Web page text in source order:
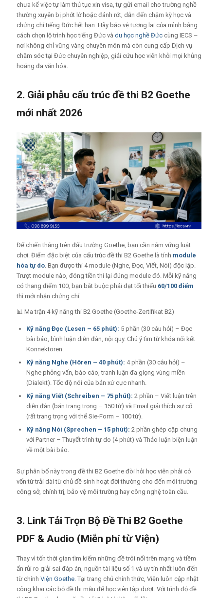
chưa kể việc tự làm thủ tục xin visa, tự gửi email cho trường nghề
thường xuyên bị phớt lờ hoặc đánh rớt, dẫn đến chậm kỳ học và
chứng chỉ tiếng Đức hết hạn. Hãy bảo vệ tương lai của mình bằng
cách chọn lộ trình học tiếng Đức và du học nghề Đứccùng IECS –
nơi không chỉ vững vàng chuyên môn mà còn cung cấp Dịch vụ
chăm sóc tại Đức chuyên nghiệp, giải cứu học viên khỏi mọi khủng
hoảng đa văn hóa.
2. Giải phẫu cấu trúc đề thi B2 Goethe
mới nhất 2026
Để chiến thắng trên đấu trường Goethe, bạn cần nắm vững luật
chơi. Điểm đặc biệt của cấu trúc đề thi B2 Goethe là tính module
hóa tự do. Bạn được thi 4 module (Nghe, Đọc, Viết, Nói) độc lập.
Trượt module nào, đóng tiền thi lại đúng module đó. Mỗi kỹ năng
có thang điểm 100, bạn bắt buộc phải đạt tối thiểu 60/100 điểm
thì mới nhận chứng chỉ.
📊 Ma trận 4 kỹ năng thi B2 Goethe (Goethe-Zertifikat B2)
Kỹ năng Đọc (Lesen – 65 phút): 5 phần (30 câu hỏi) – Đọc
bài báo, bình luận diễn đàn, nội quy. Chú ý tìm từ khóa nối kết
Konnektoren.
Kỹ năng Nghe (Hören – 40 phút): 4 phần (30 câu hỏi) –
Nghe phỏng vấn, báo cáo, tranh luận đa giọng vùng miền
(Dialekt). Tốc độ nói của bản xứ cực nhanh.
Kỹ năng Viết (Schreiben – 75 phút): 2 phần – Viết luận trên
diễn đàn (bán trang trọng – 150 từ) và Email giải thích sự cố
(rất trang trọng với thể Sie-Form – 100 từ).
Kỹ năng Nói (Sprechen – 15 phút): 2 phần ghép cặp chung
với Partner – Thuyết trình tự do (4 phút) và Thảo luận biện luận
về một bài báo.
Sự phân bổ này trong đề thi B2 Goethe đòi hỏi học viên phải có
vốn từ trải dài từ chủ đề sinh hoạt đời thường cho đến môi trường
công sở, chính trị, bảo vệ môi trường hay công nghệ toàn cầu.
3. Link Tải Trọn Bộ Đề Thi B2 Goethe
PDF & Audio (Miễn phí từ Viện)
Thay vì tốn thời gian tìm kiếm những đề trôi nổi trên mạng và tiềm
ẩn rủi ro giải sai đáp án, nguồn tài liệu số 1 và uy tín nhất luôn đến
từ chính Viện Goethe. Tại trang chủ chính thức, Viện luôn cập nhật
công khai các bộ đề thi mẫu để học viên tập dượt. Với trình độ đề